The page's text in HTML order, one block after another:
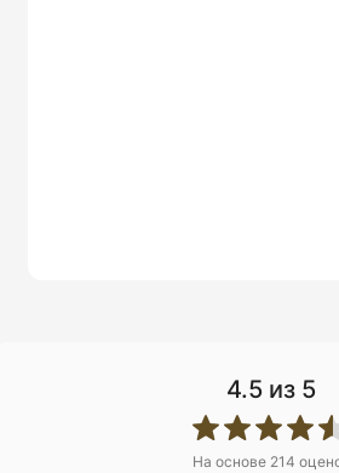
4.5 из 5
На основе 214